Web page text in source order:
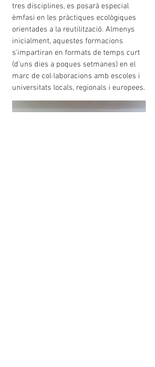
tres disciplines, es posarà especial
èmfasi en les pràctiques ecològiques
orientades a la reutilització. Almenys
inicialment, aquestes formacions
s'impartiran en formats de temps curt
(d'uns dies a poques setmanes) en el
marc de col·laboracions amb escoles i
universitats locals, regionals i europees.